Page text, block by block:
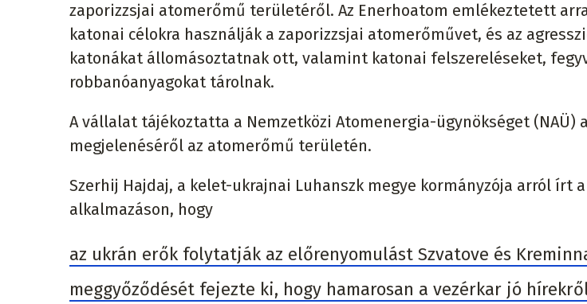
zaporizzsjai atomerőmű területéről. Az Enerhoatom emlékeztetett
katonai célokra használják a zaporizzsjai atomerőművet, és az
katonákat állomásoztatnak ott, valamint katonai felszereléseket,
robbanóanyagokat tárolnak.
A vállalat tájékoztatta a Nemzetközi Atomenergia-ügynökséget (NAÜ)
megjelenéséről az atomerőmű területén.
Szerhij Hajdaj, a kelet-ukrajnai Luhanszk megye kormányzója arról írt
alkalmazáson, hogy
az ukrán erők folytatják az előrenyomulást Szvatove és
meggyőződését fejezte ki, hogy hamarosan a vezérkar jó